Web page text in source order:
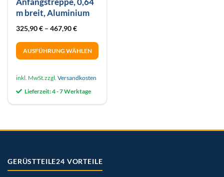
m breit, Aluminium
325,90€– 467,90€
AUSFÜHRUNG WÄHLEN
Produkt
mehrere
Varianten
auf
der
inkl. MwSt.zzgl. Versandkosten
Lieferzeit:4 - 7 Werktage
GERÜSTTEILE24 VORTEILE